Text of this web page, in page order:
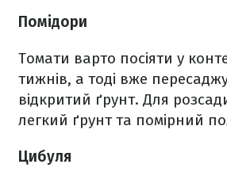
Помідори
Томати варто посіяти у
тижнів, а тоді вже
відкритий ґрунт. Для
легкий ґрунт та помірний
Цибуля